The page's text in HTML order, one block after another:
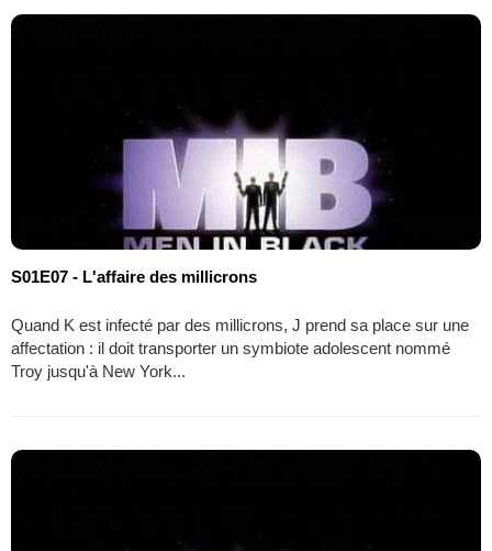
S01E07 - L'affaire des millicrons
Quand K est infecté par des millicrons, J prend sa place sur une
affectation : il doit transporter un symbiote adolescent nommé
Troy jusqu'à New York...